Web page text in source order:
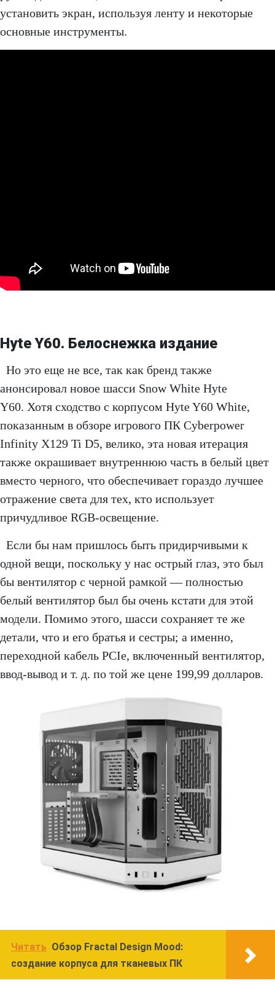
установить экран, используя ленту и некоторые
основные инструменты.
Hyte Y60. Белоснежка издание
Но это еще не все, так как бренд также
анонсировал новое шасси Snow White Hyte
Y60. Хотя сходство с корпусом Hyte Y60 White,
показанным в обзоре игрового ПК Cyberpower
Infinity X129 Ti D5, велико, эта новая итерация
также окрашивает внутреннюю часть в белый цвет
вместо черного, что обеспечивает гораздо лучшее
отражение света для тех, кто использует
причудливое RGB-освещение.
Если бы нам пришлось быть придирчивыми к
одной вещи, поскольку у нас острый глаз, это был
бы вентилятор с черной рамкой — полностью
белый вентилятор был бы очень кстати для этой
модели. Помимо этого, шасси сохраняет те же
детали, что и его братья и сестры; а именно,
переходной кабель PCIe, включенный вентилятор,
ввод-вывод и т. д. по той же цене 199,99 долларов.
Читать Обзор Fractal Design Mood:
создание корпуса для тканевых ПК